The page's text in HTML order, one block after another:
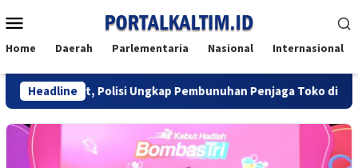
to
Menu
Home Daerah Parlementaria Nasional Internasional
Headline
Maut, Polisi Ungkap Pembunuhan Penjaga Toko di